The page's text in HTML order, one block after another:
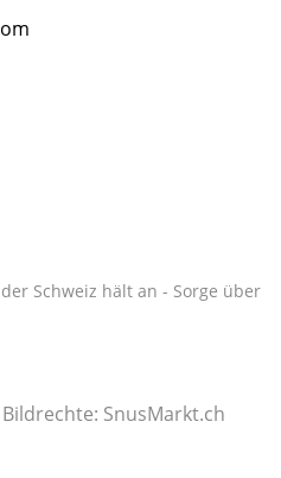
Schweiz hält an - Sorge über
SnusMarkt.ch